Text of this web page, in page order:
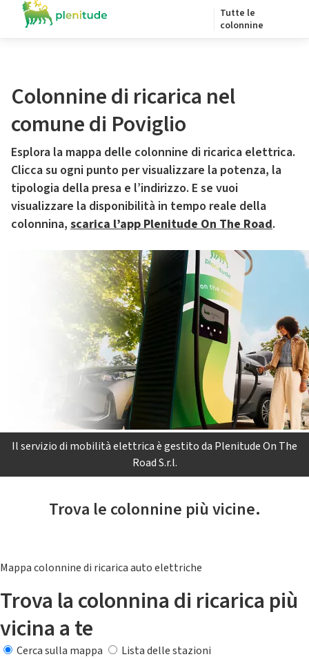
Tutte le
colonnine
Colonnine di ricarica nel
comune di Poviglio
Esplora la mappa delle colonnine di ricarica elettrica.
Clicca su ogni punto per visualizzare la potenza, la
tipologia della presa e l’indirizzo. E se vuoi
visualizzare la disponibilità in tempo reale della
colonnina, scarica l’app Plenitude On The Road.
Il servizio di mobilità elettrica è gestito da Plenitude On The
Road S.r.l.
Trova le colonnine più vicine.
Mappa colonnine di ricarica auto elettriche
Trova la colonnina di ricarica più
vicina a te
Cerca sulla mappa
Lista delle stazioni